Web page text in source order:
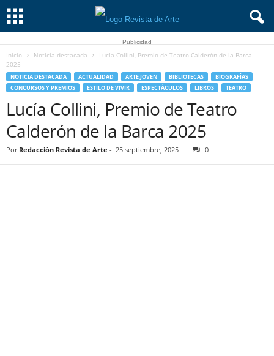
Publicidad
Inicio Noticia destacada
Lucía Collini, Premio de Teatro Calderón de la Barca
2025
NOTICIA DESTACADA ACTUALIDAD ARTE JOVEN BIBLIOTECAS
BIOGRAFÍAS
CONCURSOS Y PREMIOS
ESTILO DE VIVIR ESPECTÁCULOS LIBROS TEATRO
Lucía Collini, Premio de Teatro
Calderón de la Barca 2025
Por Redacción Revista de Arte - 25 septiembre, 2025 0